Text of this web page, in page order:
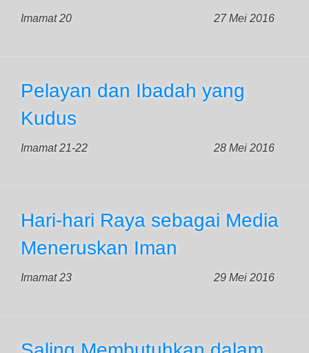
Imamat 20 27 Mei 2016
Pelayan dan Ibadah yang
Kudus
Imamat 21-22 28 Mei 2016
Hari-hari Raya sebagai Media
Meneruskan Iman
Imamat 23 29 Mei 2016